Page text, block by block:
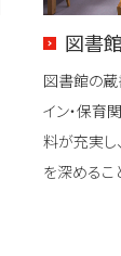
図書
図書館の蔵
イン・保育
料が充実し
を深めるこ